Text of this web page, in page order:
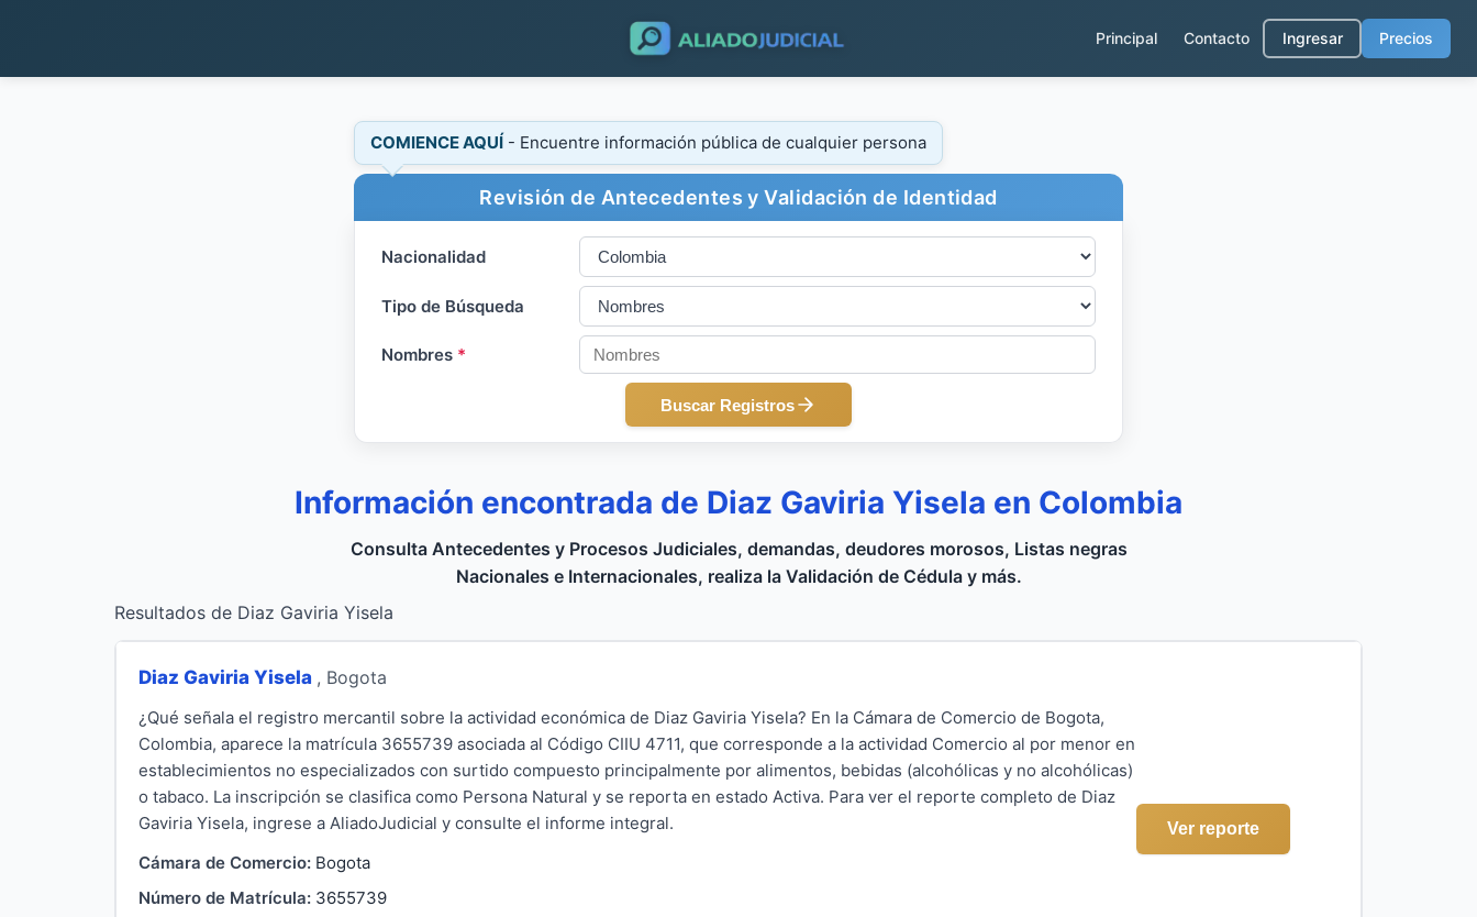
Principal Contacto Ingresar Precios
COMIENCE AQUÍ - Encuentre información pública de cualquier persona
Revisión de Antecedentes y Validación de Identidad
Nacionalidad
Tipo de Búsqueda
Nombres *
Buscar Registros
Información encontrada de Diaz Gaviria Yisela en Colombia
Consulta Antecedentes y Procesos Judiciales, demandas, deudores morosos, Listas negras
Nacionales e Internacionales, realiza la Validación de Cédula y más.
Resultados de Diaz Gaviria Yisela
Diaz Gaviria Yisela , Bogota
¿Qué señala el registro mercantil sobre la actividad económica de Diaz Gaviria Yisela? En la Cámara de Comercio de Bogota,
Colombia, aparece la matrícula 3655739 asociada al Código CIIU 4711, que corresponde a la actividad Comercio al por menor en
establecimientos no especializados con surtido compuesto principalmente por alimentos, bebidas (alcohólicas y no alcohólicas)
o tabaco. La inscripción se clasifica como Persona Natural y se reporta en estado Activa. Para ver el reporte completo de Diaz
Gaviria Yisela, ingrese a AliadoJudicial y consulte el informe integral.
Cámara de Comercio: Bogota
Número de Matrícula: 3655739
Ver reporte